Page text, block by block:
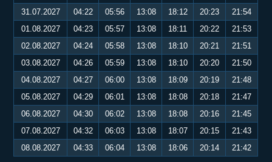
31.07.2027
04:22 05:56 13:08 18:12 20:23
21:54
01.08.2027
04:23 05:57 13:08 18:11 20:22
21:53
02.08.2027
04:24 05:58 13:08 18:10 20:21
21:51
03.08.2027
04:26 05:59 13:08 18:10 20:20
21:50
04.08.2027
04:27 06:00 13:08 18:09 20:19
21:48
05.08.2027
04:29 06:01 13:08 18:08 20:18
21:47
06.08.2027
04:30 06:02 13:08 18:08 20:16
21:45
07.08.2027
04:32 06:03 13:08 18:07 20:15
21:43
08.08.2027
04:33 06:04 13:08 18:06 20:14 21:42